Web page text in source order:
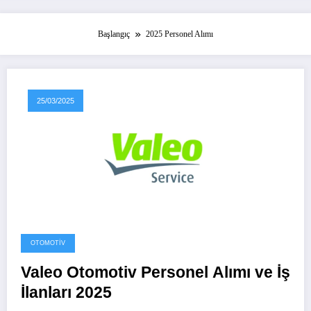
Başlangıç 2025 Personel Alımı
25/03/2025
OTOMOTIV
Valeo Otomotiv Personel Alımı ve İş
İlanları 2025